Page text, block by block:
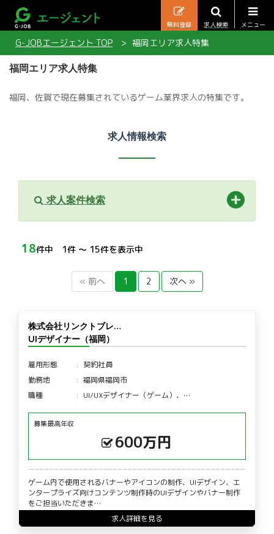
メニュー
求人検索
無料登録
G-JOBエージェント TOP 福岡エリア求人特集
福岡エリア求人特集
福岡、佐賀で現在募集されているゲーム業界求人の特集です。
求人情報検索
求人案件検索
18件中 1件 〜 15件を表示中
« 前へ 1 2 次へ »
株式会社リンクトブレ…
UIデザイナー（福岡）
雇用形態
契約社員
勤務地
福岡県福岡市
職種
UI/UXデザイナー（ゲーム）、…
募集最高年収
600万円
ゲーム内で使用されるバナーやアイコンの制作、UIデザイン、エ
ンタープライズ向けコンテンツ制作時のUIデザインやバナー制作
をご担当いただきま…
求人詳細を見る